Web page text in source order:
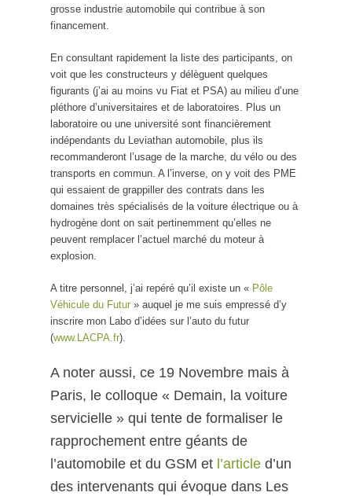
grosse industrie automobile qui contribue à son
financement.
En consultant rapidement la liste des participants, on
voit que les constructeurs y délèguent quelques
figurants (j’ai au moins vu Fiat et PSA) au milieu d’une
pléthore d’universitaires et de laboratoires. Plus un
laboratoire ou une université sont financièrement
indépendants du Leviathan automobile, plus ils
recommanderont l’usage de la marche, du vélo ou des
transports en commun. A l’inverse, on y voit des PME
qui essaient de grappiller des contrats dans les
domaines très spécialisés de la voiture électrique ou à
hydrogène dont on sait pertinemment qu’elles ne
peuvent remplacer l’actuel marché du moteur à
explosion.
A titre personnel, j’ai repéré qu’il existe un « Pôle
Véhicule du Futur » auquel je me suis empressé d’y
inscrire mon Labo d’idées sur l’auto du futur
(www.LACPA.fr).
A noter aussi, ce 19 Novembre mais à
Paris, le colloque « Demain, la voiture
servicielle » qui tente de formaliser le
rapprochement entre géants de
l’automobile et du GSM et l’article d’un
des intervenants qui évoque dans Les